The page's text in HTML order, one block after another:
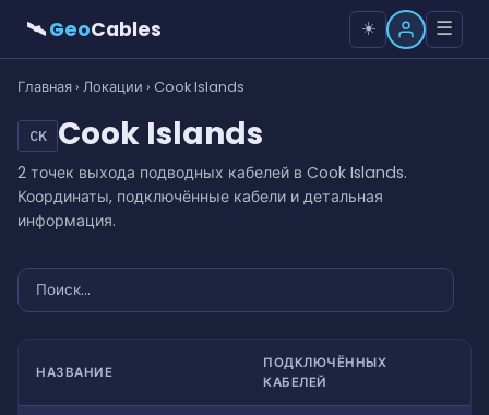
🛰GeoCables ☀️ ☰
Главная › Локации › Cook Islands
CK Cook Islands
2 точек выхода подводных кабелей в Cook Islands.
Координаты, подключённые кабели и детальная
информация.
НАЗВАНИЕ
ПОДКЛЮЧЁННЫХ
КАБЕЛЕЙ